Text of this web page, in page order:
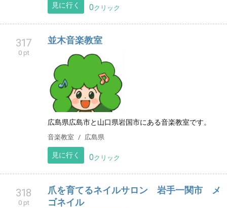
見に行く 0クリック
317
0 pt
並木音楽教室
広島県広島市と山口県岩国市にある音楽教室です。
音楽教室 広島県
見に行く 0クリック
318
0 pt
爪を育てるネイルサロン 岩手一関市 メ
ゴネイル